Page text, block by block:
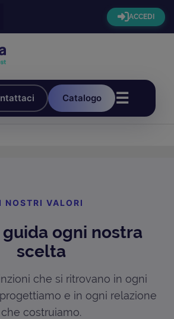
ACCEDI
Catalogo ☰
I NOSTRI VALORI
guida ogni nostra
scelta
che si ritrovano in ogni
e in ogni relazione
che costruiamo.